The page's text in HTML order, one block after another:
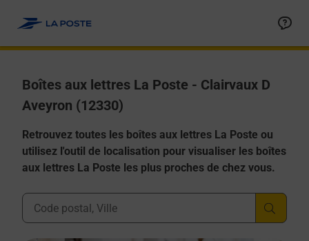
Boîtes aux lettres La Poste - Clairvaux D
Aveyron (12330)
Retrouvez toutes les boîtes aux lettres La Poste ou
utilisez l'outil de localisation pour visualiser les boîtes
aux lettres La Poste les plus proches de chez vous.
Ville, Département, Code Postal